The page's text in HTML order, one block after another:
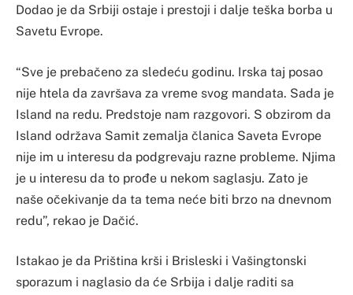
Dodao je da Srbiji ostaje i prestoji i dalje teška borba u
Savetu Evrope.
“Sve je prebačeno za sledeću godinu. Irska taj posao
nije htela da završava za vreme svog mandata. Sada je
Island na redu. Predstoje nam razgovori. S obzirom da
Island održava Samit zemalja članica Saveta Evrope
nije im u interesu da podgrevaju razne probleme. Njima
je u interesu da to prođe u nekom saglasju. Zato je
naše očekivanje da ta tema neće biti brzo na dnevnom
redu”, rekao je Dačić.
Istakao je da Priština krši i Brisleski i Vašingtonski
sporazum i naglasio da će Srbija i dalje raditi sa